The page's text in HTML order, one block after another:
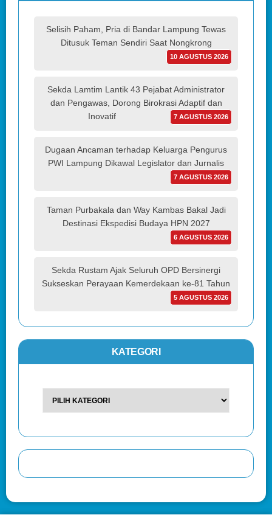
Selisih Paham, Pria di Bandar Lampung Tewas
Ditusuk Teman Sendiri Saat Nongkrong
10 AGUSTUS 2026
Sekda Lamtim Lantik 43 Pejabat Administrator
dan Pengawas, Dorong Birokrasi Adaptif dan
Inovatif
7 AGUSTUS 2026
Dugaan Ancaman terhadap Keluarga Pengurus
PWI Lampung Dikawal Legislator dan Jurnalis
7 AGUSTUS 2026
Taman Purbakala dan Way Kambas Bakal Jadi
Destinasi Ekspedisi Budaya HPN 2027
6 AGUSTUS 2026
Sekda Rustam Ajak Seluruh OPD Bersinergi
Sukseskan Perayaan Kemerdekaan ke-81 Tahun
5 AGUSTUS 2026
KATEGORI